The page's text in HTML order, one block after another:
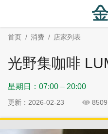
主
首页 消费 店家列表
光野集咖啡
星期日：07:00 – 20:00
更新：2026-02-23 8509
社